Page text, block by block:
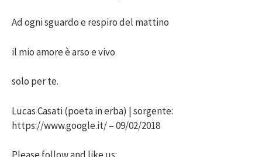
Ad ogni sguardo e respiro del mattino
il mio amore è arso e vivo
solo per te.
Lucas Casati (poeta in erba) | sorgente:
https://www.google.it/ – 09/02/2018